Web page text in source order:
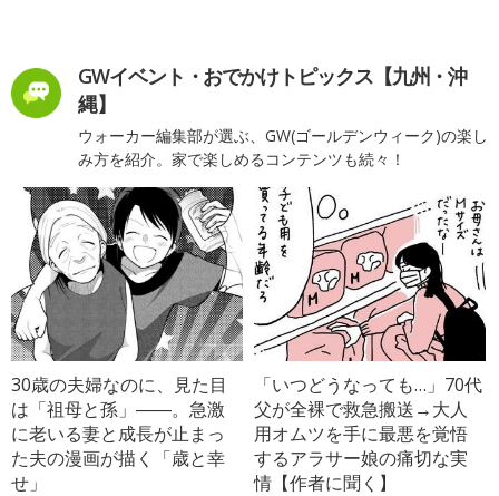
GWイベント・おでかけトピックス【九州・沖
縄】
ウォーカー編集部が選ぶ、GW(ゴールデンウィーク)の楽し
み方を紹介。家で楽しめるコンテンツも続々！
30歳の夫婦なのに、見た目
は「祖母と孫」――。急激
に老いる妻と成長が止まっ
た夫の漫画が描く「歳と幸
せ」
「いつどうなっても…」70代
父が全裸で救急搬送→大人
用オムツを手に最悪を覚悟
するアラサー娘の痛切な実
情【作者に聞く】